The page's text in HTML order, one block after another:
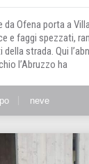
da Ofena porta a
e faggi spezzati,
strada. Qui
l’Abruzzo ha
neve